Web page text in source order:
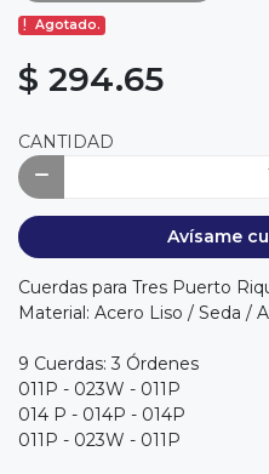
Agotado.
$ 294.65
CANTIDAD
Avísame
Cuerdas para Tres Puerto
Material: Acero Liso / Seda /
9 Cuerdas: 3 Órdenes
011P - 023W - 011P
014 P - 014P - 014P
011P - 023W - 011P